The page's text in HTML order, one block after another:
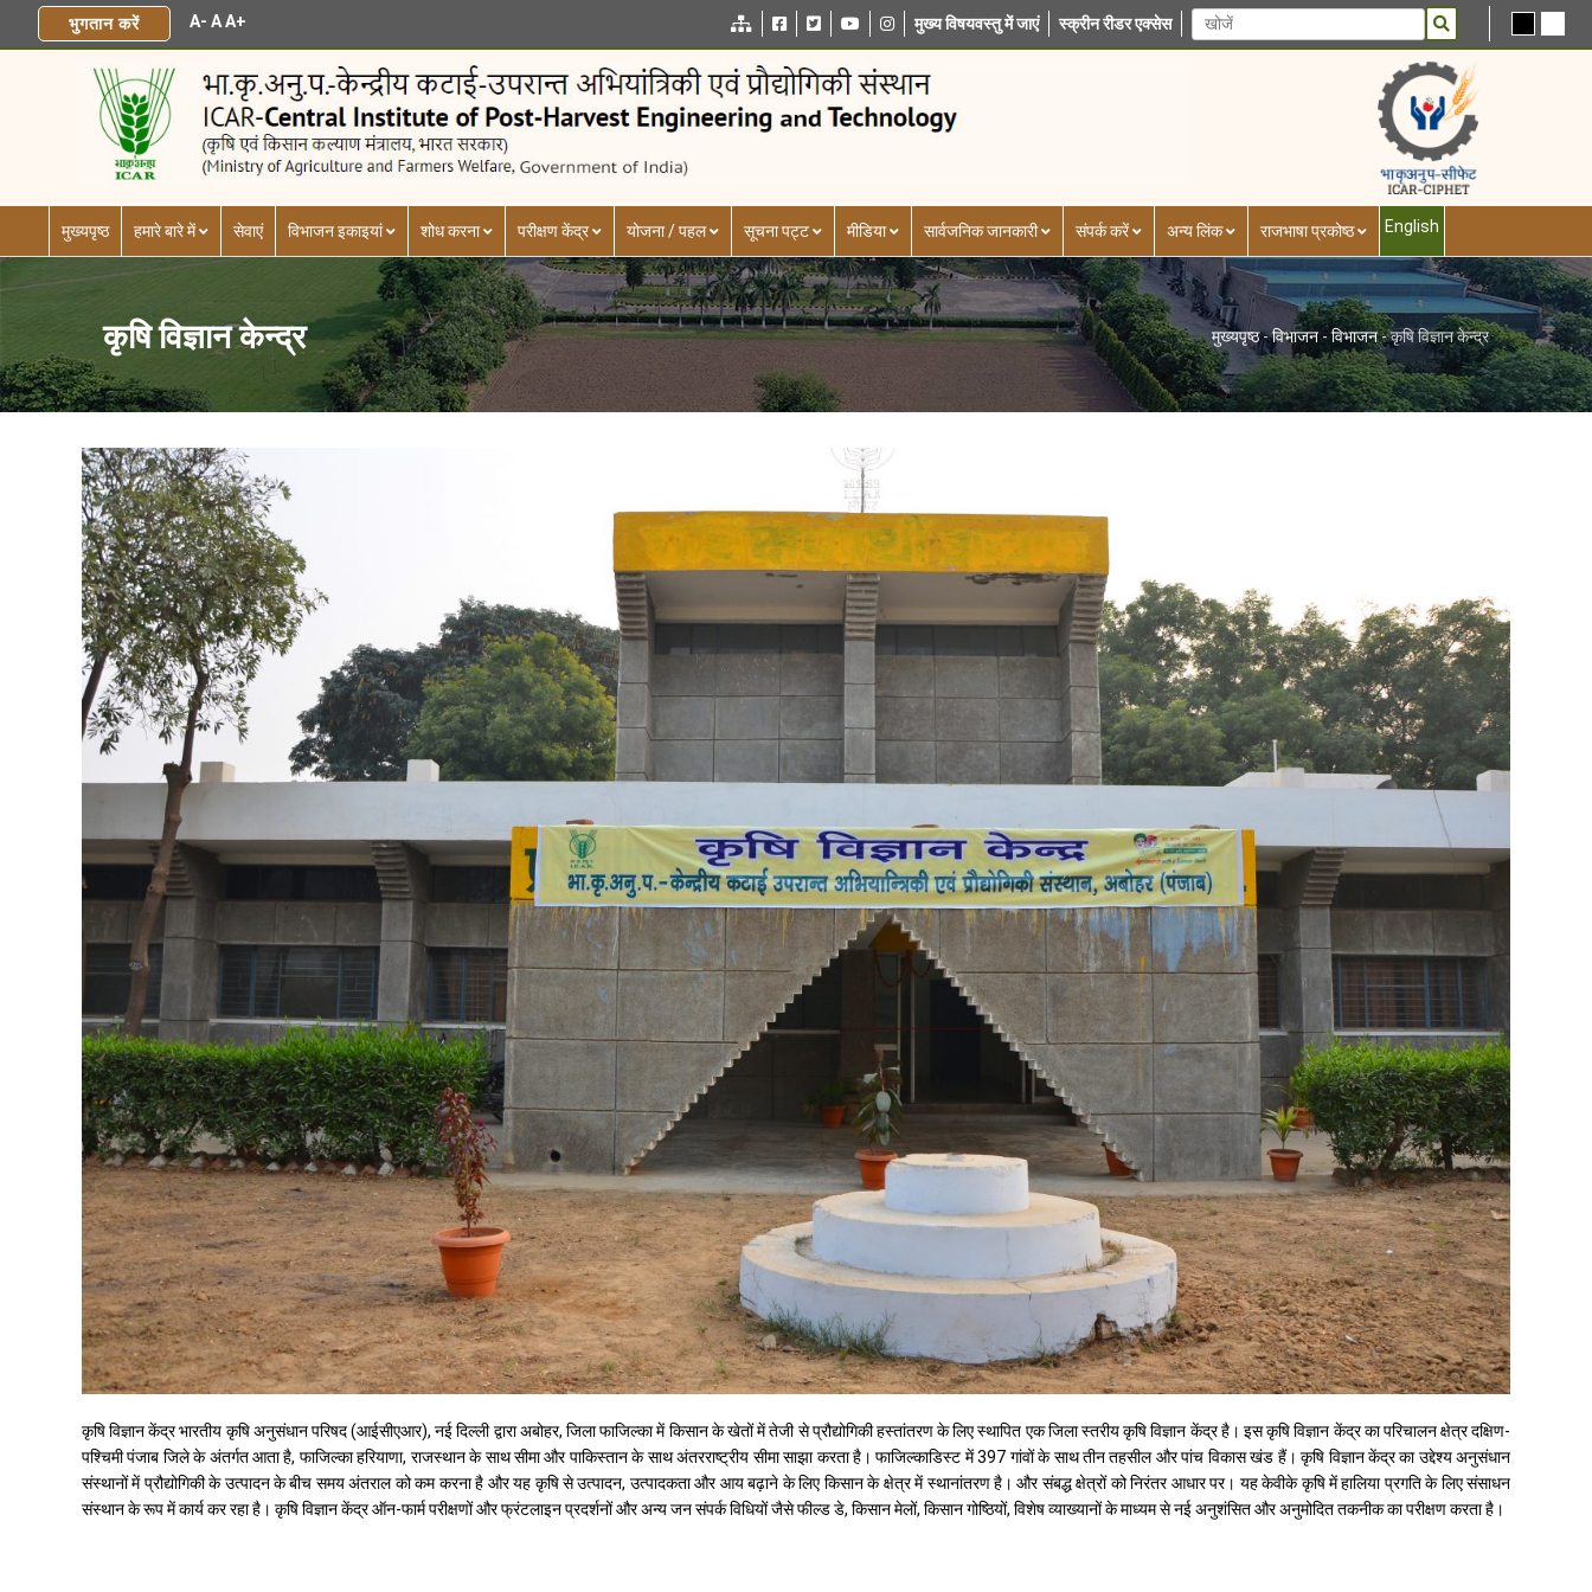
भुगतान करें A- AA+ मुख्य विषयवस्तु में जाएं स्क्रीन रीडर एक्सेस
मुख्यपृष्ठ हमारे बारे में सेवाएं विभाजन इकाइयां शोध करना परीक्षण केंद्र योजना / पहल सूचना पट्ट मीडिया सार्वजनिक जानकारी संपर्क करें अन्य लिंक राजभाषा प्रकोष्ठ English
कृषि विज्ञान केन्द्र मुख्यपृष्ठ-विभाजन -विभाजन-कृषि विज्ञान केन्द्र
कृषि विज्ञान केंद्र भारतीय कृषि अनुसंधान परिषद (आईसीएआर), नई दिल्ली द्वारा अबोहर, जिला फाजिल्का में किसान के खेतों में तेजी से प्रौद्योगिकी हस्तांतरण के लिए स्थापित एक जिला स्तरीय कृषि विज्ञान केंद्र है। इस कृषि विज्ञान केंद्र का परिचालन क्षेत्र दक्षिण-
पश्चिमी पंजाब जिले के अंतर्गत आता है, फाजिल्का हरियाणा, राजस्थान के साथ सीमा और पाकिस्तान के साथ अंतरराष्ट्रीय सीमा साझा करता है। फाजिल्काडिस्ट में 397 गांवों के साथ तीन तहसील और पांच विकास खंड हैं। कृषि विज्ञान केंद्र का उद्देश्य अनुसंधान
संस्थानों में प्रौद्योगिकी के उत्पादन के बीच समय अंतराल को कम करना है और यह कृषि से उत्पादन, उत्पादकता और आय बढ़ाने के लिए किसान के क्षेत्र में स्थानांतरण है। और संबद्ध क्षेत्रों को निरंतर आधार पर। यह केवीके कृषि में हालिया प्रगति के लिए संसाधन
संस्थान के रूप में कार्य कर रहा है। कृषि विज्ञान केंद्र ऑन-फार्म परीक्षणों और फ्रंटलाइन प्रदर्शनों और अन्य जन संपर्क विधियों जैसे फील्ड डे, किसान मेलों, किसान गोष्ठियों, विशेष व्याख्यानों के माध्यम से नई अनुशंसित और अनुमोदित तकनीक का परीक्षण करता है।